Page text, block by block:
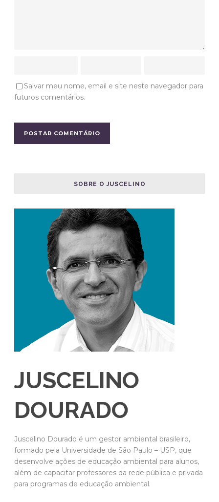
Salvar meu nome, email e site neste navegador para
futuros comentários.
SOBRE O JUSCELINO
JUSCELINO
DOURADO
Juscelino Dourado é um gestor ambiental brasileiro,
formado pela Universidade de São Paulo – USP, que
desenvolve ações de educação ambiental para alunos,
além de capacitar professores da rede pública e privada
para programas de educação ambiental.